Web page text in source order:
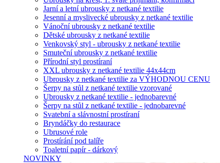
Jarní a letní ubrousky z netkané textilie
Jesenní a myslivecké ubrousky z netkané textilie
Vánoční ubrousky z netkané textilie
Dětské ubrousky z netkané textilie
Venkovský styl - ubrousky z netkané textilie
Smuteční ubrousky z netkané textilie
Přírodní styl prostíraní
XXL ubrousky z netkané textilie 44x44cm
Ubrousky z netkané textilie za VÝHODNOU CENU
Šerpy na stůl z netkané textilie vzorované
Ubrousky z netkané textilie - jednobarevné
Šerpy na stůl z netkané textilie - jednobarevné
Svatební a slávnostní prostíraní
Bryndáčky do restaurace
Ubrusové role
Prostírání pod talíře
Toaletní papír - dárkový
NOVINKY